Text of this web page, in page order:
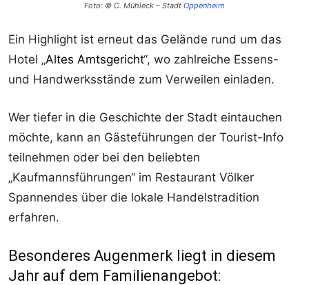
Foto: © C. Mühleck – Stadt Oppenheim
Ein Highlight ist erneut das Gelände rund um das
Hotel „Altes Amtsgericht“, wo zahlreiche Essens-
und Handwerksstände zum Verweilen einladen.
Wer tiefer in die Geschichte der Stadt eintauchen
möchte, kann an Gästeführungen der Tourist-Info
teilnehmen oder bei den beliebten
„Kaufmannsführungen“ im Restaurant Völker
Spannendes über die lokale Handelstradition
erfahren.
Besonderes Augenmerk liegt in diesem
Jahr auf dem Familienangebot: